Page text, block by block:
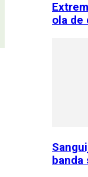
ola de
banda